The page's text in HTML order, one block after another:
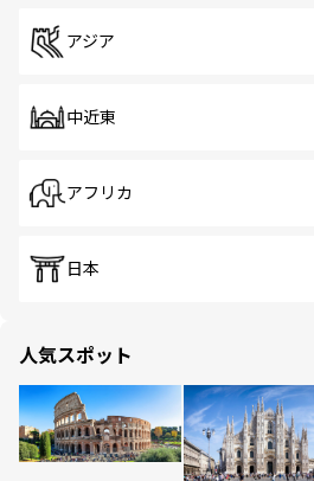
アジア
中近東
アフリカ
日本
人気スポット